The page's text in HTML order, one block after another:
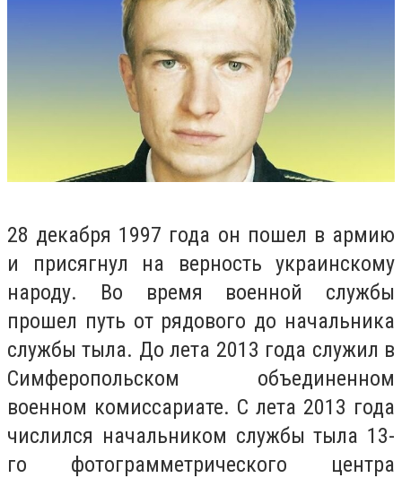
28 декабря 1997 года он пошел в армию
и присягнул на верность украинскому
народу. Во время военной службы
прошел путь от рядового до начальника
службы тыла. До лета 2013 года служил в
Симферопольском объединенном
военном комиссариате. С лета 2013 года
числился начальником службы тыла 13-
го фотограмметрического центра